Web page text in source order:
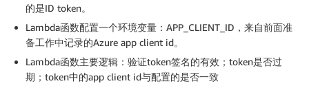
的是ID token。
Lambda函数配置一个环境变量：APP_CLIENT_ID，来自前面准
备工作中记录的Azure app client id。
Lambda函数主要逻辑：验证token签名的有效；token是否过
期；token中的app client id与配置的是否一致